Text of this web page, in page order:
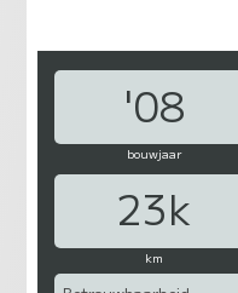
'08
bouwjaar
23k
km